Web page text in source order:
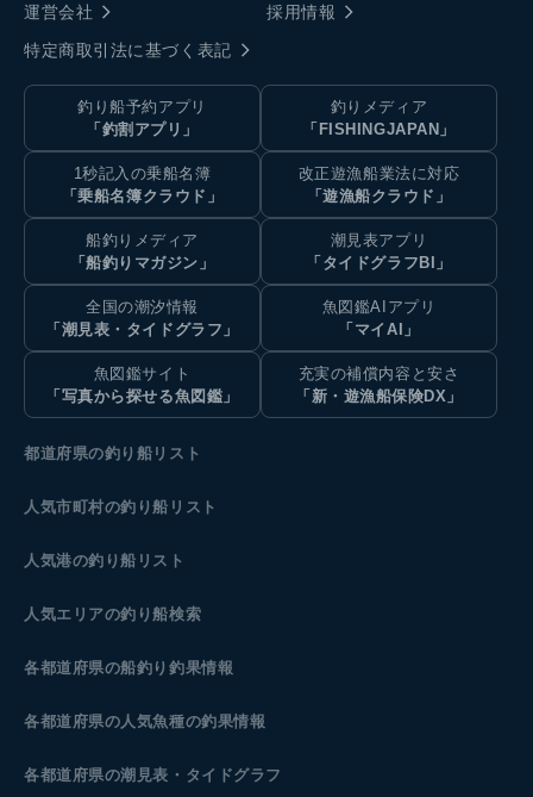
運営会社
採用情報
特定商取引法に基づく表記
釣り船予約アプリ
「釣割アプリ」
釣りメディア
「FISHINGJAPAN」
1秒記入の乗船名簿
「乗船名簿クラウド」
改正遊漁船業法に対応
「遊漁船クラウド」
船釣りメディア
「船釣りマガジン」
潮見表アプリ
「タイドグラフBI」
全国の潮汐情報
「潮見表・タイドグラフ」
魚図鑑AIアプリ
「マイAI」
魚図鑑サイト
「写真から探せる魚図鑑」
充実の補償内容と安さ
「新・遊漁船保険DX」
都道府県の釣り船リスト
人気市町村の釣り船リスト
人気港の釣り船リスト
人気エリアの釣り船検索
各都道府県の船釣り釣果情報
各都道府県の人気魚種の釣果情報
各都道府県の潮見表 ・タイドグラフ